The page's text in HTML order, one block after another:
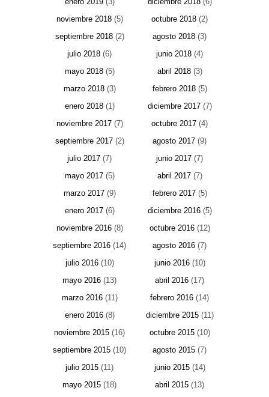
noviembre 2018(5) octubre 2018 (2)
septiembre 2018(2) agosto 2018 (3)
julio 2018 (6) junio 2018 (4)
mayo 2018(5) abril 2018(3)
marzo 2018(3) febrero 2018(5)
enero 2018(1) diciembre 2017(7)
noviembre 2017(7) octubre 2017 (4)
septiembre 2017(2) agosto 2017 (9)
julio 2017 (7) junio 2017 (7)
mayo 2017(5) abril 2017(7)
marzo 2017(9) febrero 2017(5)
enero 2017(6) diciembre 2016(5)
noviembre 2016(8) octubre 2016(12)
septiembre 2016 (14) agosto 2016 (7)
julio 2016(10) junio 2016(10)
mayo 2016 (13) abril 2016 (17)
marzo 2016(11) febrero 2016 (14)
enero 2016(8) diciembre 2015(11)
noviembre 2015 (16) octubre 2015(10)
septiembre 2015 (10) agosto 2015 (7)
julio 2015 (11) junio 2015(14)
mayo 2015 (18) abril 2015 (13)